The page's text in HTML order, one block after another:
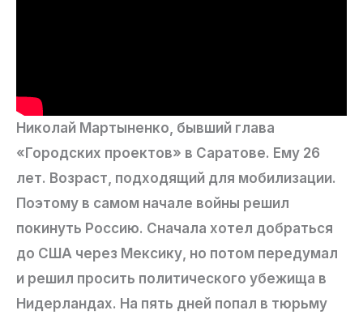
Николай Мартыненко, бывший глава
«Городских проектов» в Саратове. Ему 26
лет. Возраст, подходящий для мобилизации.
Поэтому в самом начале войны решил
покинуть Россию. Сначала хотел добраться
до США через Мексику, но потом передумал
и решил просить политического убежища в
Нидерландах. На пять дней попал в тюрьму